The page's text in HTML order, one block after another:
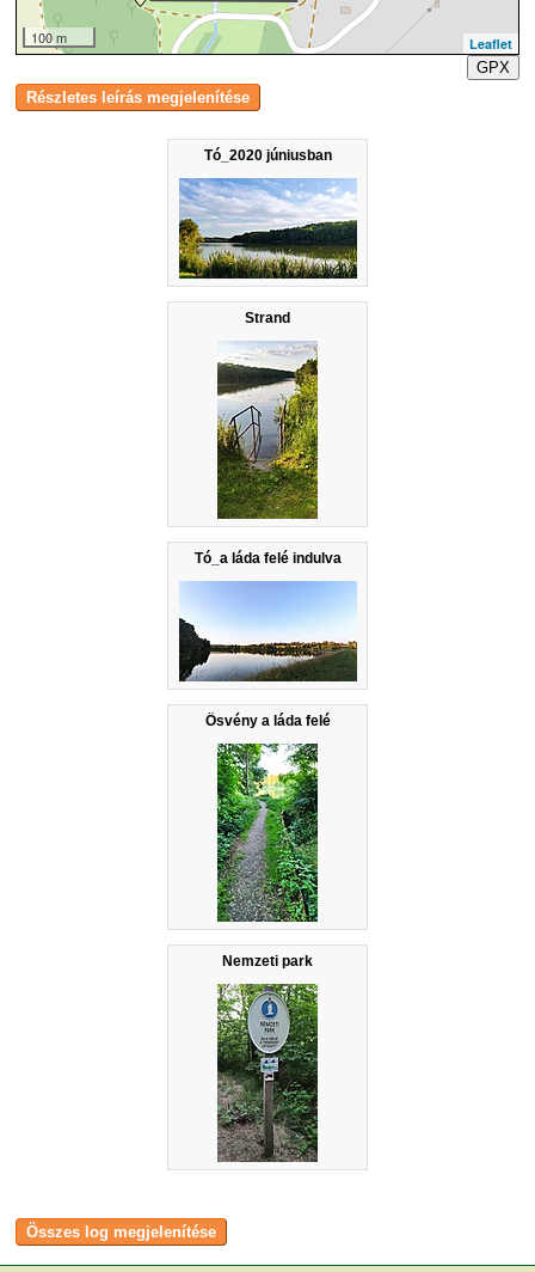
Tó_2020 júniusban
Strand
Tó_a láda felé indulva
Ösvény a láda felé
Nemzeti park
100 m
Leaflet
GPX